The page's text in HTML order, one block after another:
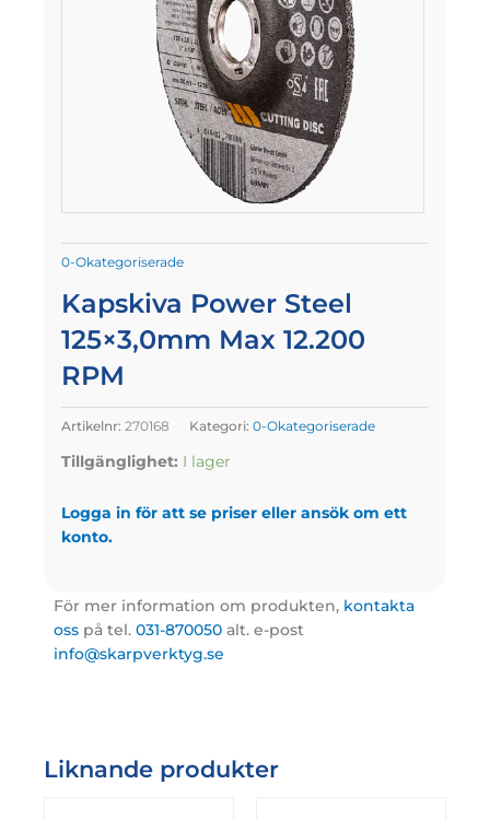
0-Okategoriserade
Kapskiva Power Steel
125×3,0mm Max 12.200
RPM
Artikelnr: 270168 Kategori: 0-Okategoriserade
Tillgänglighet: I lager
Logga in för att se priser eller ansök om ett
konto.
För mer information om produkten, kontakta
oss på tel.031-870050 alt. e-post
info@skarpverktyg.se
Liknande produkter